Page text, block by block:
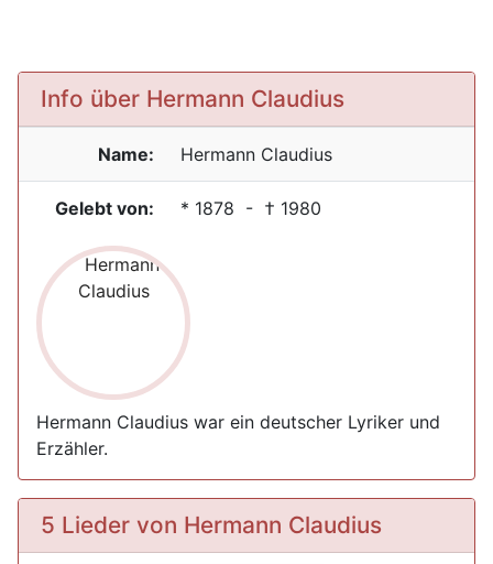
Info über Hermann Claudius
Name: Hermann Claudius
Gelebt von: * 1878 - † 1980
Hermann Claudius war ein deutscher Lyriker und
Erzähler.
5 Lieder von Hermann Claudius